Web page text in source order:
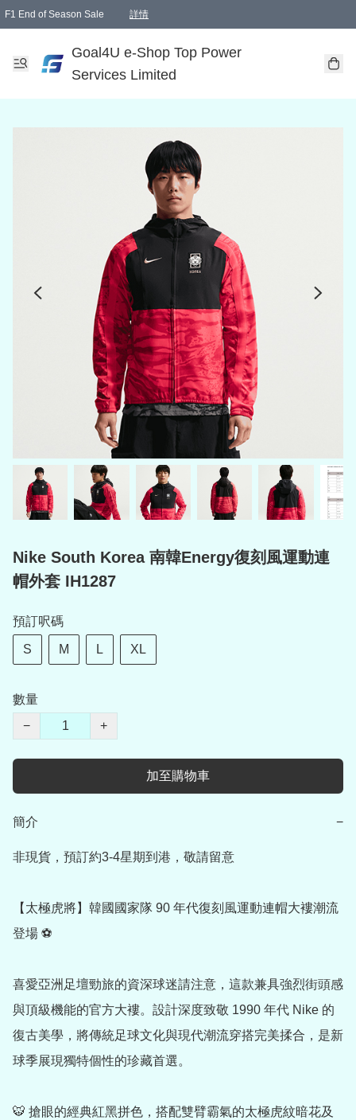
F1 End of Season Sale 詳情
Goal4U e-Shop Top Power
Services Limited
Nike South Korea 南韓Energy復刻風運動連
帽外套 IH1287
預訂呎碼
S M L XL
數量
−
+
加至購物車
簡介 −
非現貨，預訂約3-4星期到港，敬請留意
【太極虎將】韓國國家隊 90 年代復刻風運動連帽大褸潮流
登場 ⚽
喜愛亞洲足壇勁旅的資深球迷請注意，這款兼具強烈街頭感
與頂級機能的官方大褸。設計深度致敬 1990 年代 Nike 的
復古美學，將傳統足球文化與現代潮流穿搭完美揉合，是新
球季展現獨特個性的珍藏首選。
🐯 搶眼的經典紅黑拼色，搭配雙臂霸氣的太極虎紋暗花及